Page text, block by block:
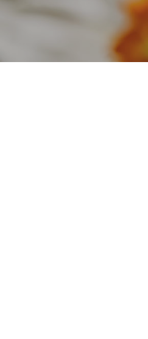
Prijavi se na naš
narudžbu. A par dana
njege dječje kože.
Pročitao/la sam i